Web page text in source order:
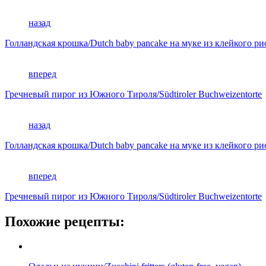
назад
Голландская крошка/Dutch baby pancake на муке из клейкого
вперед
Гречневый пирог из Южного Тироля/Südtiroler Buchweizentorte
назад
Голландская крошка/Dutch baby pancake на муке из клейкого
вперед
Гречневый пирог из Южного Тироля/Südtiroler Buchweizentorte
Похожие рецепты: